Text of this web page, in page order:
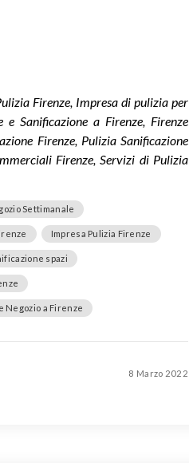
Firenze, Impresa di pulizia per
Sanificazione a Firenze, Firenze
Firenze, Pulizia Sanificazione
Firenze, Servizi di Pulizia
Settimanale
Impresa Pulizia Firenze
spazi
Negozio a Firenze
8 Marzo 2022